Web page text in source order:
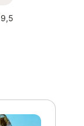
9,5